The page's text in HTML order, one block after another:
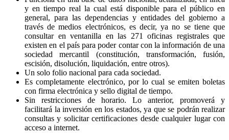
y en tiempo real la cual está disponible para el público en
general, para las dependencias y entidades del gobierno a
través de medios electrónicos, es decir, ya no se tiene que
consultar en ventanilla en las 271 oficinas registrales que
existen en el país para poder contar con la información de una
sociedad mercantil (constitución, transformación, fusión,
escisión, disolución, liquidación, entre otros).
Un solo folio nacional para cada sociedad.
Es completamente electrónico, por lo cual se emiten boletas
con firma electrónica y sello digital de tiempo.
Sin restricciones de horario. Lo anterior, promoverá y
facilitará la inversión en los estados, ya que se podrán realizar
consultas y solicitar certificaciones desde cualquier lugar con
acceso a internet.